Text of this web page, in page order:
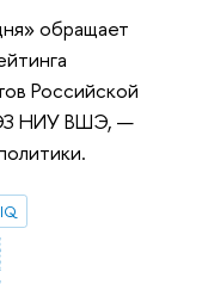
обращает
Российской
НИУ ВШЭ, —
IQ